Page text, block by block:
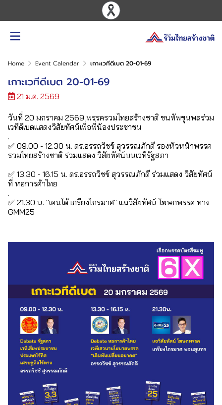
Home Event Calendar เกาะเวทีดีเบต 20-01-69
เกาะเวทีดีเบต 20-01-69
21 ม.ค. 2569
วันที่ 20 มกราคม 2569 พรรครวมไทยสร้างชาติ ขนทัพขุนพลร่วม
เวทีดีเบตแสดงวิสัยทัศน์เพื่อพี่น้องประชาชน
.
✅ 09.00 - 12.30 น. ดร.อรรถวิชช์ สุวรรณภักดี รองหัวหน้าพรรค
รวมไทยสร้างชาติ ร่วมแสดง วิสัยทัศน์บนเวทีรัฐสภา
✅ 13.30 - 16.15 น. ดร.อรรถวิชช์ สุวรรณภักดี ร่วมแสดง วิสัยทัศน์
ที่ หอการค้าไทย
.
✅ 21.30 น. "เคนโด้ เกรียงไกรมาศ" แฉวิสัยทัศน์ โฆษกพรรค ทาง
GMM25